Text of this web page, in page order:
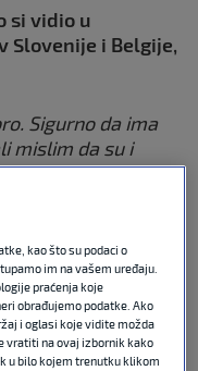
si vidio u
Slovenije i Belgije,
Sigurno da ima
mislim da su i
sve vidjeli,
utakmice još
mogu
pokažu stručnom
reprezentaciji?
kao što su podaci o
im na vašem uređaju.
praćenja koje
obrađujemo podatke. Ako
i oglasi koje vidite možda
vratiti na ovaj izbornik kako
u bilo kojem trenutku klikom